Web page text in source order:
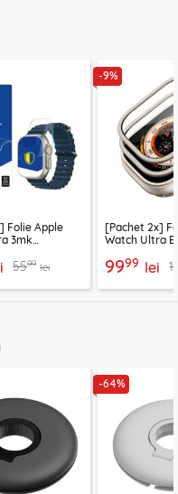
Folie Apple
3mk
5599 lei
-9%
[Pachet 2x]
Watch Ultra
9999 lei
-64%